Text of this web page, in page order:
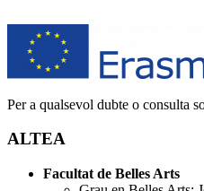
Per a qualsevol dubte o consulta
ALTEA
Facultat de Belles Arts